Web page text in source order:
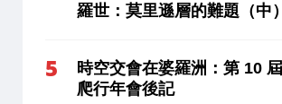
羅世：莫里遜層的難題（中）
時空交會在婆羅洲：第 10
爬行年會後記